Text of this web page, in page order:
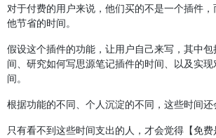
对于付费的用户来说，他们买的不是一个插件
他节省的时间。
假设这个插件的功能，让用户自己来写，其中
间、研究如何写思源笔记插件的时间、以及实
间。
根据功能的不同、个人沉淀的不同，这些时间还
只有看不到这些时间支出的人，才会觉得【免费